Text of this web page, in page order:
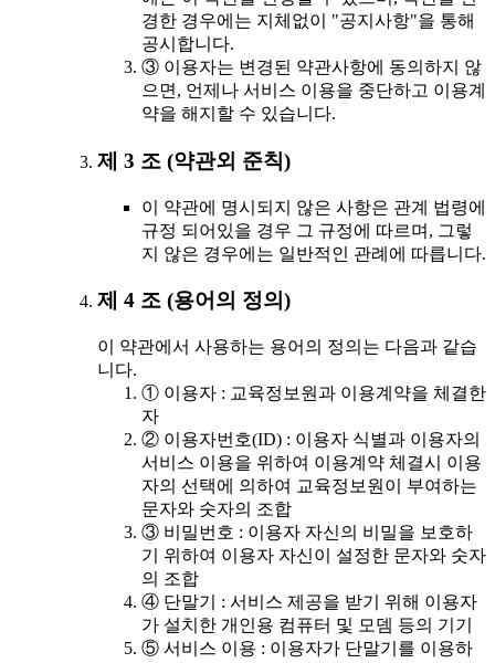
경한 경우에는 지체없이 "공지사항"을 통해
공시합니다.
③ 이용자는 변경된 약관사항에 동의하지 않
으면, 언제나 서비스 이용을 중단하고 이용계
약을 해지할 수 있습니다.
제 3 조 (약관외 준칙)
이 약관에 명시되지 않은 사항은 관계 법령에
규정 되어있을 경우 그 규정에 따르며, 그렇
지 않은 경우에는 일반적인 관례에 따릅니다.
제 4 조 (용어의 정의)
이 약관에서 사용하는 용어의 정의는 다음과 같습
니다.
① 이용자 : 교육정보원과 이용계약을 체결한
자
② 이용자번호(ID) : 이용자 식별과 이용자의
서비스 이용을 위하여 이용계약 체결시 이용
자의 선택에 의하여 교육정보원이 부여하는
문자와 숫자의 조합
③ 비밀번호 : 이용자 자신의 비밀을 보호하
기 위하여 이용자 자신이 설정한 문자와 숫자
의 조합
④ 단말기 : 서비스 제공을 받기 위해 이용자
가 설치한 개인용 컴퓨터 및 모뎀 등의 기기
⑤ 서비스 이용 : 이용자가 단말기를 이용하